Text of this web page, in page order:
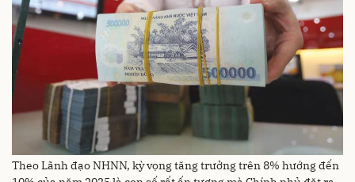
Theo Lãnh đạo NHNN, kỳ vọng tăng trưởng trên 8% hướng đến